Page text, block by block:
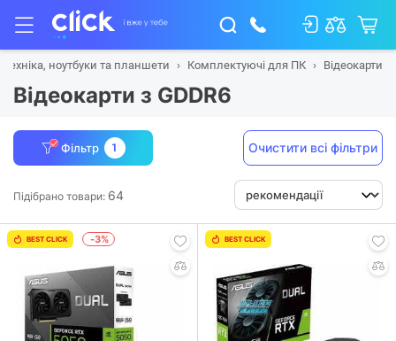
ноутбуки та планшети Комплектуючі для ПК Відеокарти
Відеокарти з GDDR6
Фільтр 1 Очистити всі фільтри
Підібрано товари: 64
BEST CLICK -3% BEST CLICK